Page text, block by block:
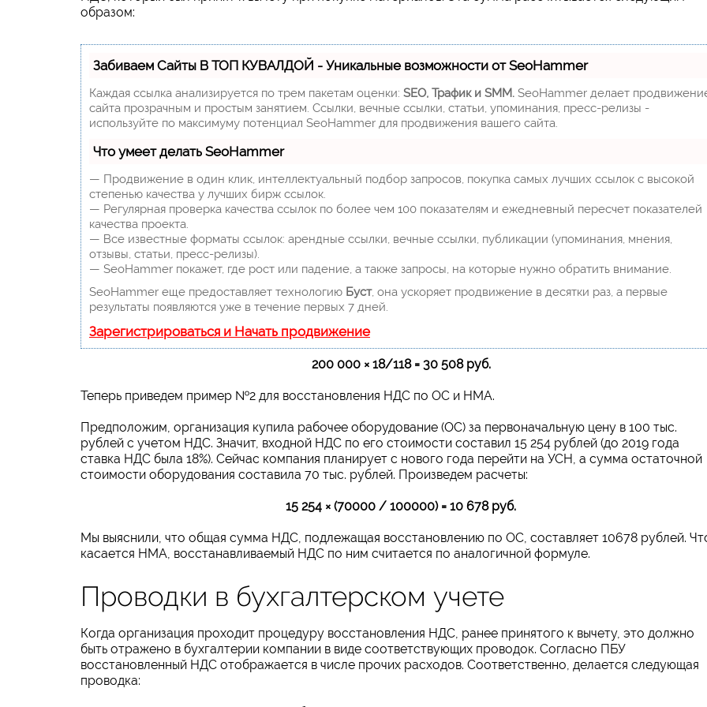
образом:
Забиваем Сайты В ТОП КУВАЛДОЙ - Уникальные возможности от SeoHammer
Каждая ссылка анализируется по трем пакетам оценки: SEO, Трафик и SMM. SeoHammer делает
сайта прозрачным и простым занятием. Ссылки, вечные ссылки, статьи, упоминания, пресс-релизы -
используйте по максимуму потенциал SeoHammer для продвижения вашего сайта.
Что умеет делать SeoHammer
— Продвижение в один клик, интеллектуальный подбор запросов, покупка самых лучших ссылок с высокой
степенью качества у лучших бирж ссылок.
— Регулярная проверка качества ссылок по более чем 100 показателям и ежедневный пересчет показателей
качества проекта.
— Все известные форматы ссылок: арендные ссылки, вечные ссылки, публикации (упоминания, мнения,
отзывы, статьи, пресс-релизы).
— SeoHammer покажет, где рост или падение, а также запросы, на которые нужно обратить внимание.
SeoHammer еще предоставляет технологию Буст, она ускоряет продвижение в десятки раз, а первые
результаты появляются уже в течение первых 7 дней.
Зарегистрироваться и Начать продвижение
200 000 × 18/118 = 30 508 руб.
Теперь приведем пример №2 для восстановления НДС по ОС и НМА.
Предположим, организация купила рабочее оборудование (ОС) за первоначальную цену в 100 тыс.
рублей с учетом НДС. Значит, входной НДС по его стоимости составил 15 254 рублей (до 2019 года
ставка НДС была 18%). Сейчас компания планирует с нового года перейти на УСН, а сумма остаточной
стоимости оборудования составила 70 тыс. рублей. Произведем расчеты:
15 254 × (70000 / 100000) = 10 678 руб.
Мы выяснили, что общая сумма НДС, подлежащая восстановлению по ОС, составляет 10678 рублей.
касается НМА, восстанавливаемый НДС по ним считается по аналогичной формуле.
Проводки в бухгалтерском учете
Когда организация проходит процедуру восстановления НДС, ранее принятого к вычету, это должно
быть отражено в бухгалтерии компании в виде соответствующих проводок. Согласно ПБУ
восстановленный НДС отображается в числе прочих расходов. Соответственно, делается следующая
проводка: